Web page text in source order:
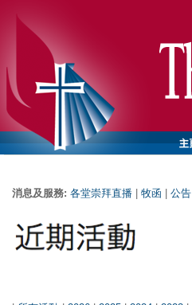
消息及服務: 各堂崇拜直播 牧函 公告